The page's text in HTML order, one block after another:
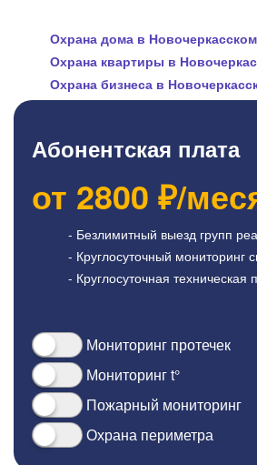
Охрана дома в Новочеркасском
Охрана квартиры в
Охрана бизнеса в
Абонентская плата
от 2800 ₽/
- Безлимитный выезд групп
- Круглосуточный мониторинг
- Круглосуточная техническая
Мониторинг протечек
Мониторинг t°
Пожарный мониторинг
Охрана периметра